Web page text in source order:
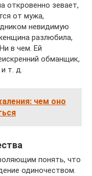
откровенно зевает,
от мужа,
невидимую
разлюбила,
в чем. Ей
обманщик,
т. д.
чем оно
понять, что
одиночеством.